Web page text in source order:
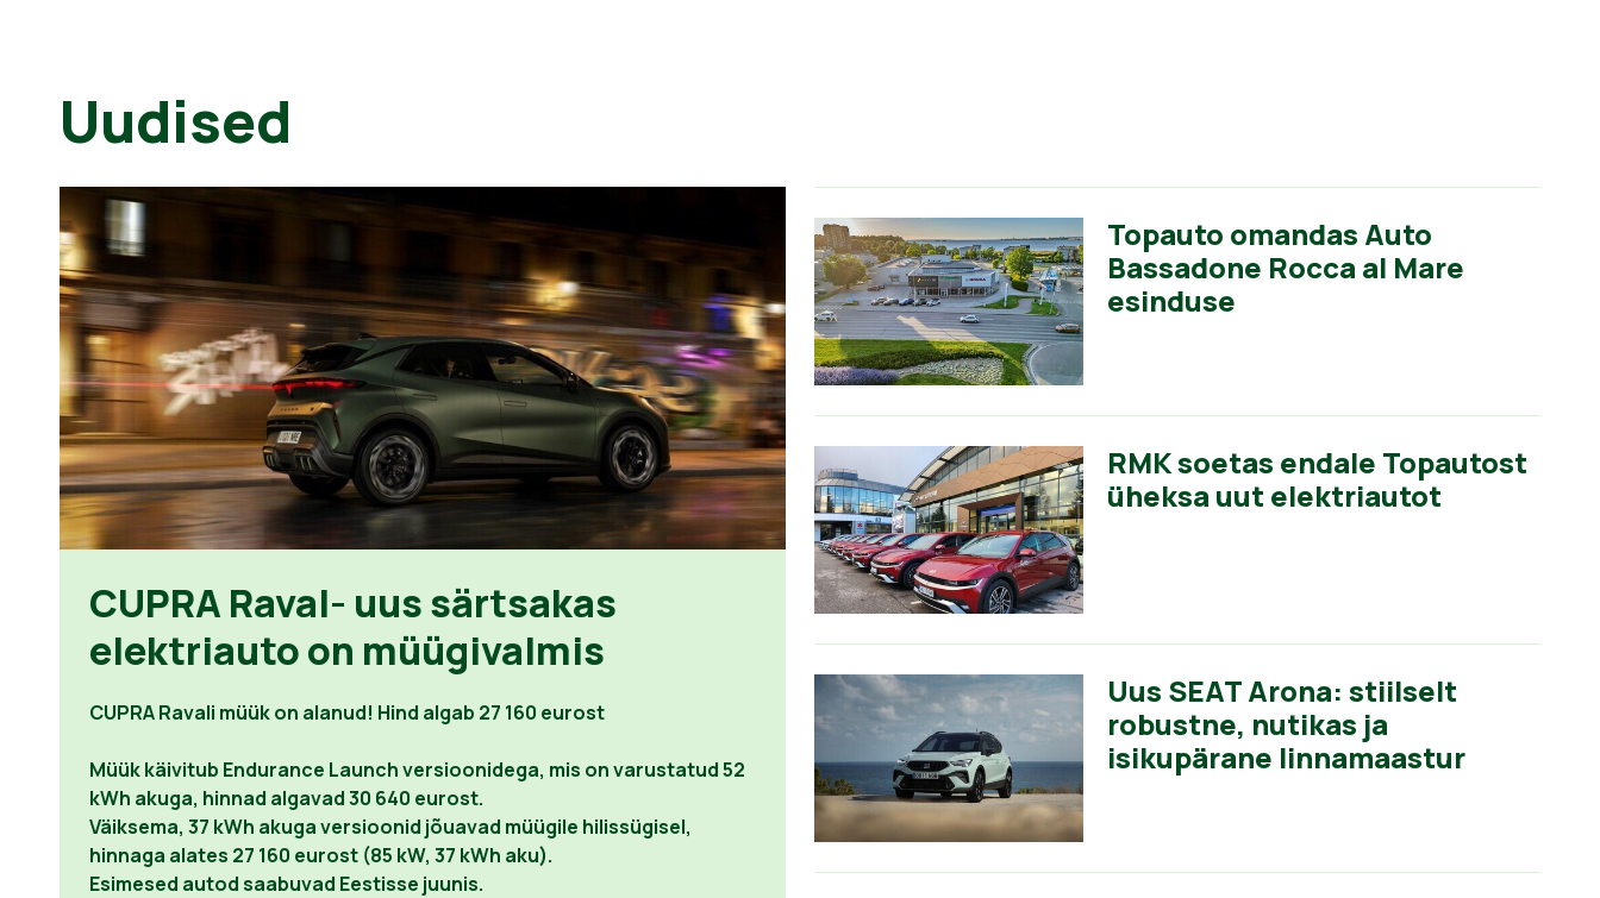
Uudised
CUPRA Raval- uus särtsakas
elektriauto on müügivalmis
CUPRA Ravali müük on alanud! Hind algab 27 160 eurost
Müük käivitub Endurance Launch versioonidega, mis on varustatud 52
kWh akuga, hinnad algavad 30 640 eurost.
Väiksema, 37 kWh akuga versioonid jõuavad müügile hilissügisel,
hinnaga alates 27 160 eurost (85 kW, 37 kWh aku).
Esimesed autod saabuvad Eestisse juunis.
Topauto omandas Auto
Bassadone Rocca al Mare
esinduse
RMK soetas endale Topautost
üheksa uut elektriautot
Uus SEAT Arona: stiilselt
robustne, nutikas ja
isikupärane linnamaastur